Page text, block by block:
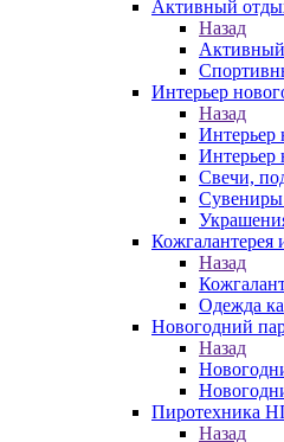
Активный
Назад
Интерьер
Назад
Интерьер
Интерьер
Свечи,
Сувениры
Кожгалантерея
Назад
Одежда
Новогодний
Назад
Пиротехника
Назад